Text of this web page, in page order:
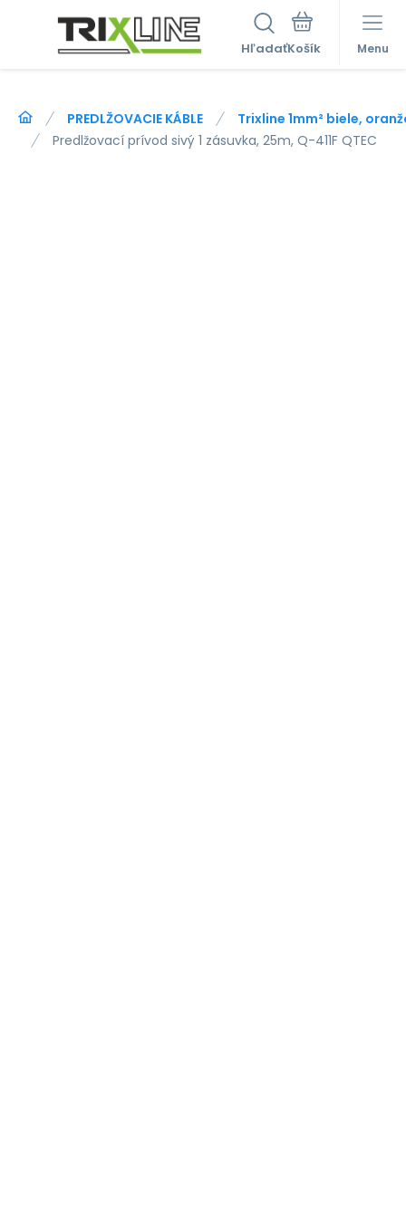
Hľadať Menu
PREDLŽOVACIE KÁBLE
Trixline 1mm² biele,
Predlžovací prívod sivý 1 zásuvka, 25m, Q-411F QTEC